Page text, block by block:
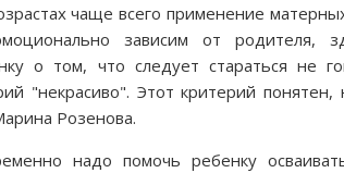
чаще всего применение
зависим от родителя,
о том, что следует стараться не
"некрасиво". Этот критерий
Розенова.
надо помочь ребенку